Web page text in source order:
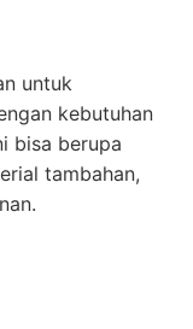
untuk
kebutuhan
bisa berupa
tambahan,